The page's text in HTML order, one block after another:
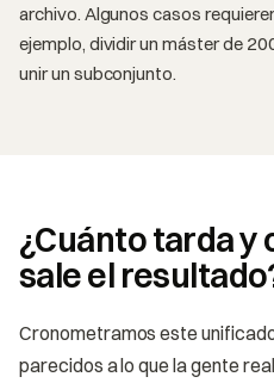
archivo. Algunos casos
ejemplo, dividir un máster de
unir un subconjunto.
¿Cuánto tarda y
sale el
Cronometramos este
parecidos a lo que la gente